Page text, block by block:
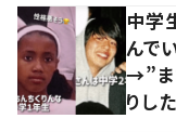
中学
んで
→”ま
りし